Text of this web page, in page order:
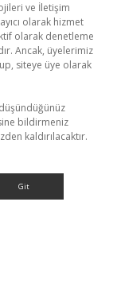
ve İletişim
olarak hizmet
olarak denetleme
Ancak, üyelerimiz
siteye üye olarak
bildirmeniz
kaldırılacaktır.